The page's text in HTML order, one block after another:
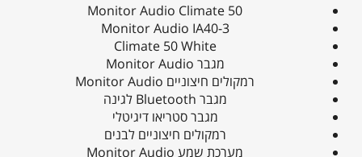
Monitor Audio Climate 50
Monitor Audio IA40-3
Climate 50 White
מגבר Monitor Audio
רמקולים חיצוניים Monitor Audio
מגבר Bluetooth לגינה
מגבר סטריאו דיגיטלי
רמקולים חיצוניים לבנים
מערכת שמע Monitor Audio